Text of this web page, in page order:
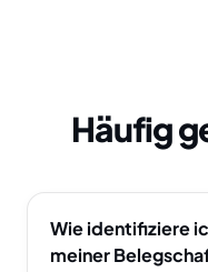
Häufig
Wie identifiziere
meiner